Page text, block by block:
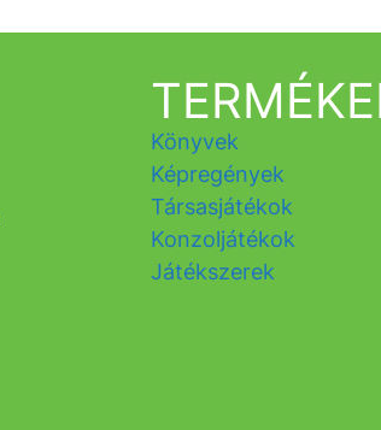
Könyvek
Képregények
Társasjátékok
Konzoljátékok
Játékszerek